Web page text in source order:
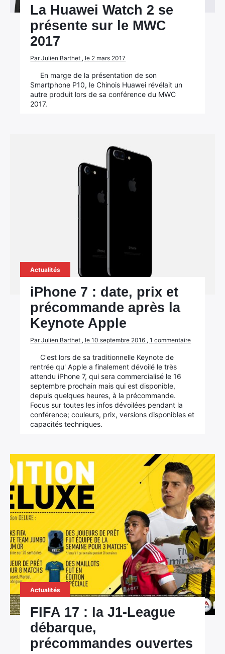
La Huawei Watch 2 se
présente sur le MWC
2017
Par Julien Barthet , le 2 mars 2017
En marge de la présentation de son
Smartphone P10, le Chinois Huawei révélait un
autre produit lors de sa conférence du MWC
2017.
Actualités
iPhone 7 : date, prix et
précommande après la
Keynote Apple
Par Julien Barthet , le 10 septembre 2016 , 1 commentaire
C'est lors de sa traditionnelle Keynote de
rentrée qu' Apple a finalement dévoilé le très
attendu iPhone 7, qui sera commercialisé le 16
septembre prochain mais qui est disponible,
depuis quelques heures, à la précommande.
Focus sur toutes les infos dévoilées pendant la
conférence; couleurs, prix, versions disponibles et
capacités techniques.
Actualités
FIFA 17 : la J1-League
débarque,
précommandes ouvertes